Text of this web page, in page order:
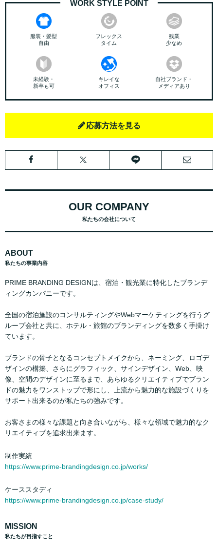
WORK STYLE POINT
服装・髪型
自由
フレックス
タイム
残業
少なめ
未経験・
新卒も可
キレイな
オフィス
自社ブランド・
メディアあり
応募方法を見る
OUR COMPANY
私たちの会社について
ABOUT
私たちの事業内容
PRIME BRANDING DESIGNは、宿泊・観光業に特化したブランデ
ィングカンパニーです。
全国の宿泊施設のコンサルティングやWebマーケティングを行うグ
ループ会社と共に、ホテル・旅館のブランディングを数多く手掛け
ています。
ブランドの骨子となるコンセプトメイクから、ネーミング、ロゴデ
ザインの構築、さらにグラフィック、サインデザイン、Web、映
像、空間のデザインに至るまで、あらゆるクリエイティブでブラン
ドの魅力をワンストップで形にし、上流から魅力的な施設づくりを
サポート出来るのが私たちの強みです。
お客さまの様々な課題と向き合いながら、様々な領域で魅力的なク
リエイティブを追求出来ます。
制作実績
https://www.prime-brandingdesign.co.jp/works/
ケーススタディ
https://www.prime-brandingdesign.co.jp/case-study/
MISSION
私たちが目指すこと